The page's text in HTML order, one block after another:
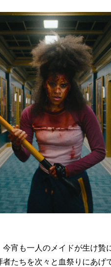
宵も一人のメイドが生け贄
たちを次々と血祭りにあげ